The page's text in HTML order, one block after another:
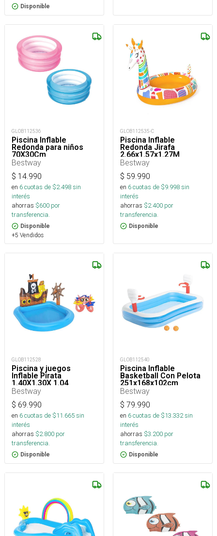
Disponible
GLOB112536
Piscina Inflable
Redonda para niños
70X30Cm
Bestway
$ 14.990
en 6cuotas de $2.498sin
interés
ahorras $600 por
transferencia.
Disponible
+5 Vendidos
GLOB112535-C
Piscina Inflable
Redonda Jirafa
2.66x1.57x1.27M
Bestway
$ 59.990
en 6cuotas de $9.998sin
interés
ahorras $2.400 por
transferencia.
Disponible
GLOB112528
Piscina y juegos
Inflable Pirata
1.40X1.30X 1.04
Bestway
$ 69.990
en 6cuotas de $11.665sin
interés
ahorras $2.800 por
transferencia.
Disponible
GLOB112540
Piscina Inflable
Basketball Con Pelota
251x168x102cm
Bestway
$ 79.990
en 6cuotas de $13.332sin
interés
ahorras $3.200 por
transferencia.
Disponible